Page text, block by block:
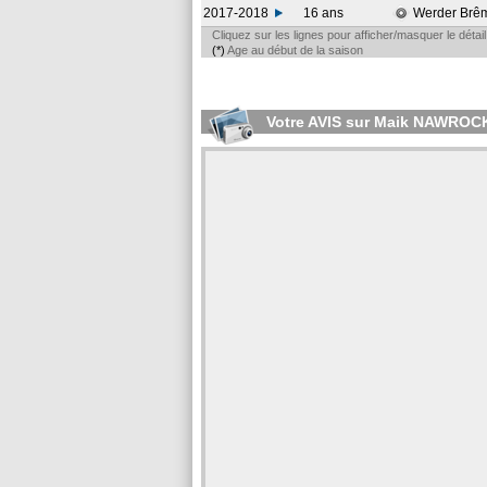
2017-2018
16 ans Werder
Cliquez sur les lignes pour afficher/masquer le
(*) Age au début de la saison
Votre AVIS sur Maik